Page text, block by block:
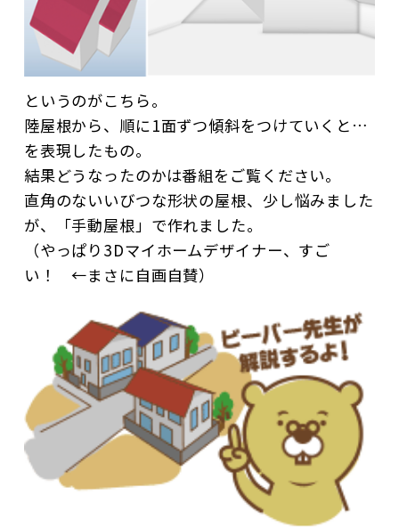
というのがこちら。
陸屋根から、順に1面ずつ傾斜をつけていくと…
を表現したもの。
結果どうなったのかは番組をご覧ください。
直角のないいびつな形状の屋根、少し悩みました
が、「手動屋根」で作れました。
（やっぱり3Dマイホームデザイナー、すご
い！ ←まさに自画自賛）